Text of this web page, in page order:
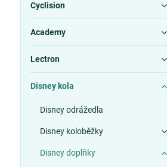
Cyclision
Academy
Lectron
Disney kola
Disney odrážedla
Disney koloběžky
Disney doplňky